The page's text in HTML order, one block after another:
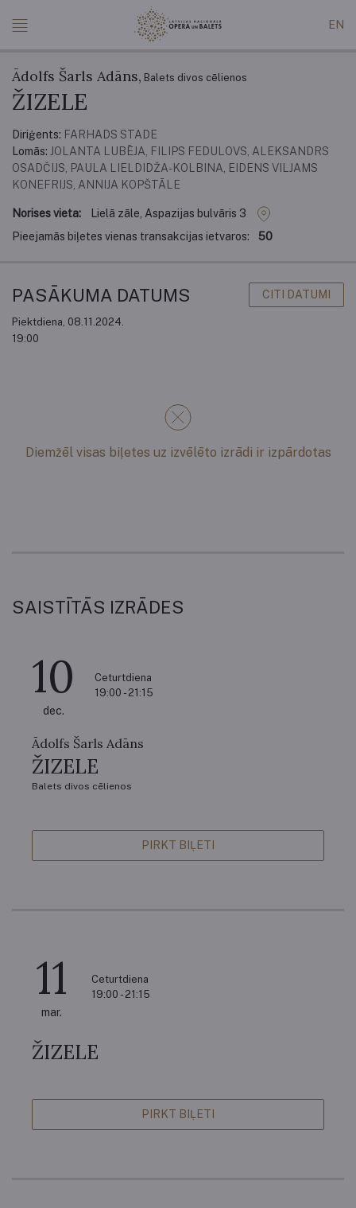
EN
Ādolfs Šarls Adāns, Balets divos cēlienos
ŽIZELE
Diriģents: FARHADS STADE
Lomās: JOLANTA LUBĒJA, FILIPS FEDULOVS, ALEKSANDRS
OSADČIJS, PAULA LIELDIDŽA-KOLBINA, EIDENS VILJAMS
KONEFRIJS, ANNIJA KOPŠTĀLE
Norises vieta:
Lielā zāle, Aspazijas bulvāris 3
Pieejamās biļetes vienas transakcijas ietvaros:
50
PASĀKUMA DATUMS CITI DATUMI
Piektdiena, 08.11.2024.
19:00
Diemžēl visas biļetes uz izvēlēto izrādi ir izpārdotas
SAISTĪTĀS IZRĀDES
10
dec.
Ceturtdiena
19:00 - 21:15
Ādolfs Šarls Adāns
ŽIZELE
Balets divos cēlienos
PIRKT BIĻETI
11
mar.
Ceturtdiena
19:00 - 21:15
ŽIZELE
PIRKT BIĻETI